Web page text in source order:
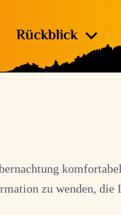
Rückblick
zu wenden, die